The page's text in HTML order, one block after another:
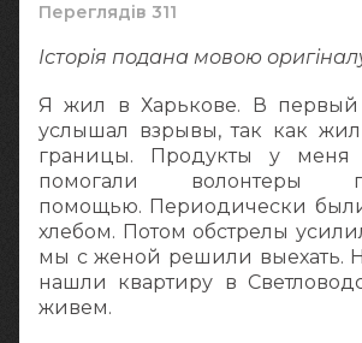
Переглядів 311
Історія подана мовою
Я жил в Харькове. В
услышал взрывы, так как
границы. Продукты у меня
помогали волонтеры
помощью. Периодически
хлебом. Потом обстрелы
мы с женой решили выехать.
нашли квартиру в
живем.